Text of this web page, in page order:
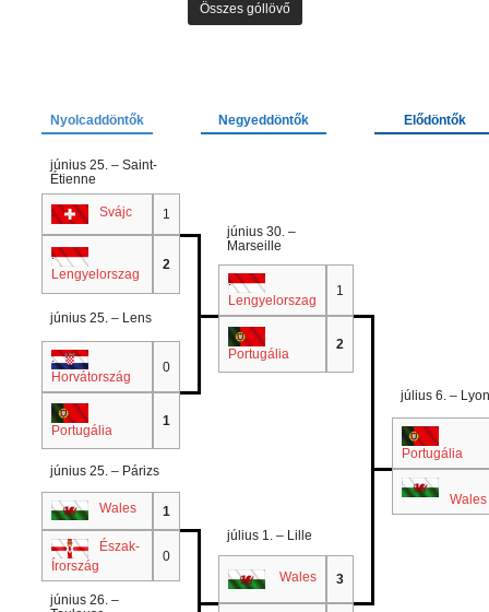
Összes góllövő
Nyolcaddöntők Negyeddöntők Elődöntők
június 25. – Saint-
Étienne
. Svájc
1
június 30. –
Marseille
.
Lengyelorszag
2
.
Lengyelorszag
1
június 25. – Lens
.
Portugália
2
.
Horvátország
0
július 6. – Lyon
.
Portugália
1
.
Portugália
június 25. – Párizs
.
Wales
. Wales
1
július 1. – Lille
.
Észak-
Írország
0
.
Wales
3
június 26. –